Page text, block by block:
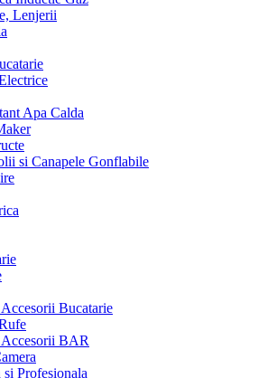
Lenjerii
Apa Calda
si Canapele Gonflabile
Bucatarie
Accesorii BAR
Profesionala